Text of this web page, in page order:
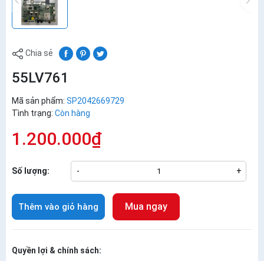
Chia sẻ
55LV761
Mã sản phẩm: SP2042669729
Tình trạng: Còn hàng
1.200.000₫
Số lượng: - +
Thêm vào giỏ hàng Mua ngay
Quyền lợi & chính sách: